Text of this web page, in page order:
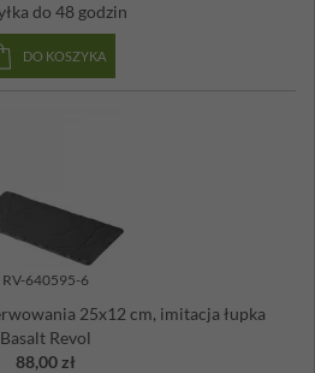
do 48 godzin
DO KOSZYKA
RV-640595-6
25x12 cm, imitacja łupka
Basalt Revol
88,00 zł